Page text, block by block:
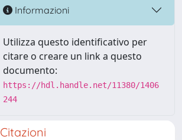
Informazioni
Utilizza questo identificativo per
citare o creare un link a questo
documento:
https://hdl.handle.net/11380/1406
244
Citazioni